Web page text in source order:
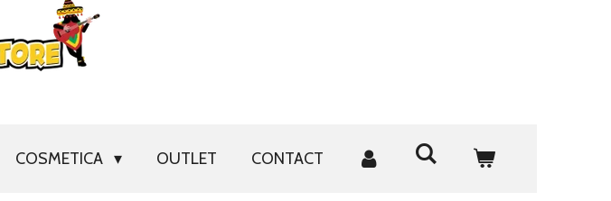
COSMETICA OUTLET CONTACT